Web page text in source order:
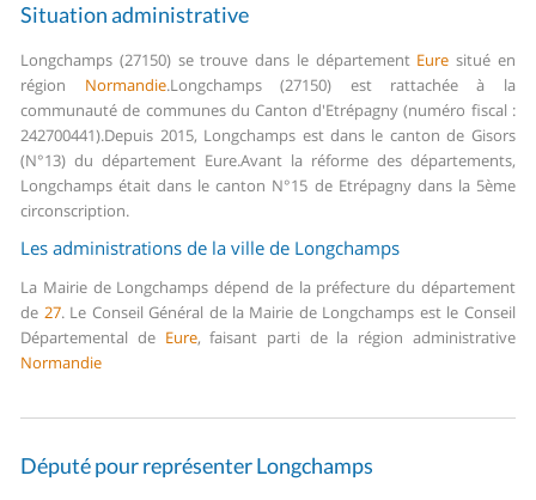
Situation administrative
Longchamps (27150) se trouve dans le département Eure situé en
région Normandie.Longchamps (27150) est rattachée à la
communauté de communes du Canton d'Etrépagny (numéro fiscal :
242700441).Depuis 2015, Longchamps est dans le canton de Gisors
(N°13) du département Eure.Avant la réforme des départements,
Longchamps était dans le canton N°15 de Etrépagny dans la 5ème
circonscription.
Les administrations de la ville de Longchamps
La Mairie de Longchamps dépend de la préfecture du département
de 27.Le Conseil Général de la Mairie de Longchamps est le Conseil
Départemental de Eure, faisant parti de la région administrative
Normandie
Député pour représenter Longchamps